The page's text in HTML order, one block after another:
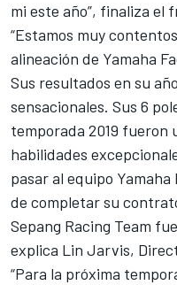
mi este año”, finaliza el
“Estamos muy
alineación de Yamaha
Sus resultados en su
sensacionales. Sus 6
temporada 2019 fueron
habilidades
pasar al equipo
de completar su
Sepang Racing Team
explica Lin Jarvis,
“Para la próxima